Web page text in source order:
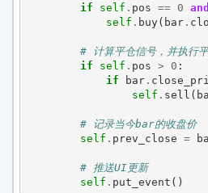
if
self . pos == 0 and
self . buy( bar.
# 计算平仓信号，并执行
if
self . pos > 0 :
if
bar.
self . sell (
# 记录当今bar的收盘价
self . prev_close =
# 推送UI更新
self . put_event ()